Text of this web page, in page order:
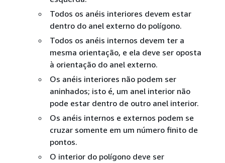
Todos os anéis interiores devem estar
dentro do anel externo do polígono.
Todos os anéis internos devem ter a
mesma orientação, e ela deve ser oposta
à orientação do anel externo.
Os anéis interiores não podem ser
aninhados; isto é, um anel interior não
pode estar dentro de outro anel interior.
Os anéis internos e externos podem se
cruzar somente em um número finito de
pontos.
O interior do polígono deve ser